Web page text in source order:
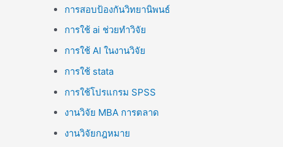
การสอบป้องกันวิทยานิพนธ์
การใช้ ai ช่วยทำวิจัย
การใช้ AI ในงานวิจัย
การใช้ stata
การใช้โปรแกรม SPSS
งานวิจัย MBA การตลาด
งานวิจัยกฎหมาย